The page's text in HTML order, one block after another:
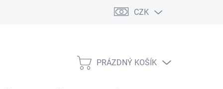
CZK
NÁKUPNÍ
PRÁZDNÝ KOŠÍK